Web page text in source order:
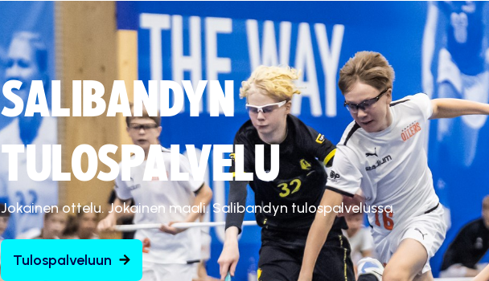
SALIBANDYN
TULOSPALVELU
Jokainen ottelu. Jokainen maali. Salibandyn tulospalvelussa.
Tulospalveluun